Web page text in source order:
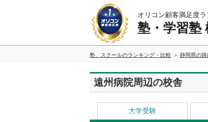
オリコン顧客満足度
塾・学習塾
塾、スクールのランキング・比較 静岡県の
遠州病院周辺の校舎
大学受験